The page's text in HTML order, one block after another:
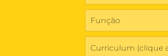
Curriculum (clique